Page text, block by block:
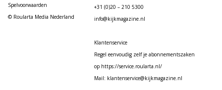
Spelvoorwaarden
© Roularta Media Nederland
+31 (0)20 – 210 5300
info@kijkmagazine.nl
Klantenservice
Regel eenvoudig zelf je abonnementszaken
op https://service.roularta.nl/
Mail: klantenservice@kijkmagazine.nl